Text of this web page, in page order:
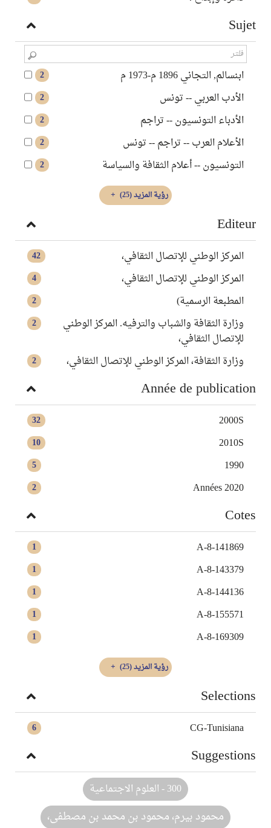
Sujet
2 ابنسالم, التجاني 1896 م-1973 م
2 الأدب العربي -- تونس
2 الأدباء التونسيون -- تراجم
2 الأعلام العرب -- تراجم -- تونس
2 التونسيون -- أعلام الثقافة والسياسة
رؤية المزيد(25)
Editeur
42 المركز الوطني للإتصال الثقافي،
4 المركز الوطني للإتصال الثقافي‏،
2 المطبعة الرسمية)
2
وزارة الثقافة والشباب والترفيه. المركز الوطني
للإتصال الثقافي‏،
2 وزارة الثقافة، المركز الوطني للإتصال الثقافي،
Année de publication
32 2000S
10 2010S
5 1990
2 Années 2020
Cotes
1 A-8-141869
1 A-8-143379
1 A-8-144136
1 A-8-155571
1 A-8-169309
رؤية المزيد(25)
Selections
6 CG-Tunisiana
Suggestions
300 - العلوم الاجتماعية
محمود بيرم، محمود بن محمد بن مصطفى،